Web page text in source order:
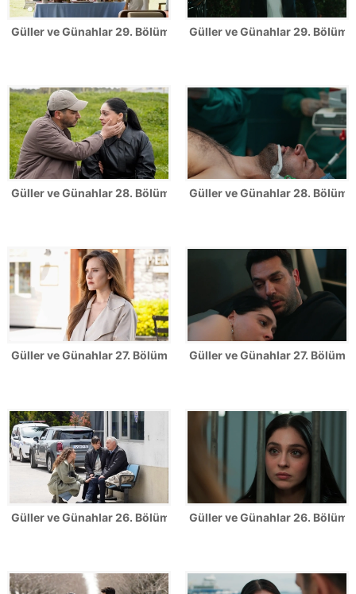
Güller ve Günahlar 29. Bölüm FotoğraflarıGüller ve Günahlar 29.
Güller ve Günahlar 28. Bölüm FotoğraflarıGüller ve Günahlar 28.
Güller ve Günahlar 27. Bölüm FotoğraflarıGüller ve Günahlar 27.
Güller ve Günahlar 26. Bölüm FotoğraflarıGüller ve Günahlar 26.